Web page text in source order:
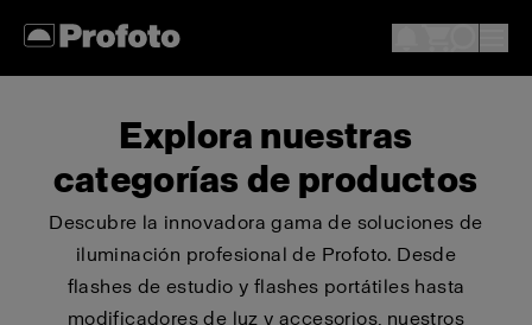
Explora nuestras
categorías de productos
Descubre la innovadora gama de soluciones de
iluminación profesional de Profoto. Desde
flashes de estudio y flashes portátiles hasta
modificadores de luz y accesorios, nuestros